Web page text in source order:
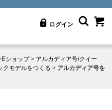
ログイン
Eショップ> アルカディア号/クイー
クモデルをつくる > アルカディア号を